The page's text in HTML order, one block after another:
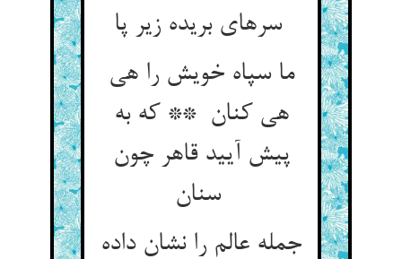
سرهای بریده زیر پا
ما سپاه خویش را هی
هی کنان ** که به
پیش آیید قاهر چون
سنان
جمله عالم را نشان داده